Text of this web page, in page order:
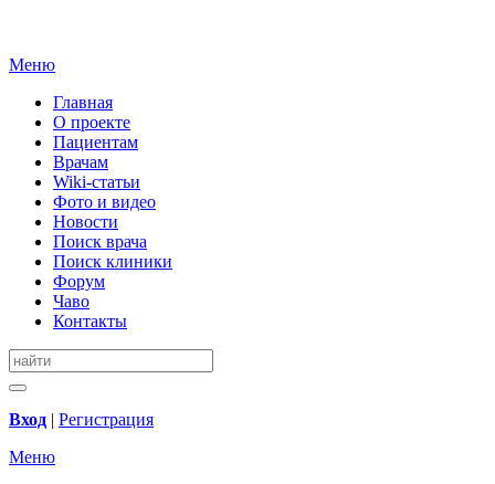
Меню
Главная
О проекте
Пациентам
Врачам
Wiki-статьи
Фото и видео
Новости
Поиск врача
Поиск клиники
Форум
Чаво
Контакты
Вход | Регистрация
Меню